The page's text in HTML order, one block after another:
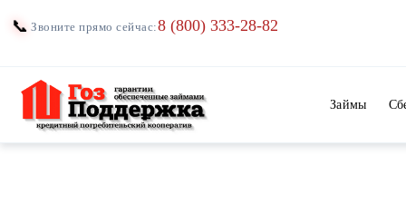
📞 Звоните прямо сейчас:8 (800) 333-28-82
Займы